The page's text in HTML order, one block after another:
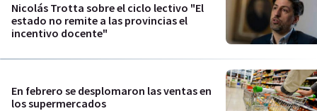
Nicolás Trotta sobre el ciclo lectivo "El
estado no remite a las provincias el
incentivo docente"
En febrero se desplomaron las ventas en
los supermercados